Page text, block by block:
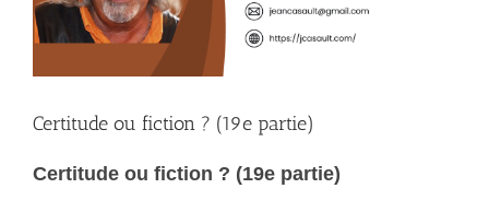
Certitude ou fiction ? (19e partie)
Certitude ou fiction ? (19e partie)